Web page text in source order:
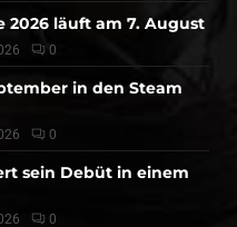
2026 läuft am 7. August
0
in den Steam
0
sein Debüt in einem
0